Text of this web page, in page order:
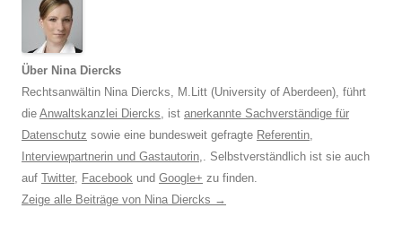
Über Nina Diercks
Rechtsanwältin Nina Diercks, M.Litt (University of Aberdeen), führt
die Anwaltskanzlei Diercks, ist anerkannte Sachverständige für
Datenschutz sowie eine bundesweit gefragte Referentin,
Interviewpartnerin und Gastautorin,. Selbstverständlich ist sie auch
auf Twitter, Facebook und Google+ zu finden.
Zeige alle Beiträge von Nina Diercks →